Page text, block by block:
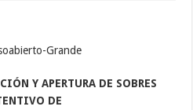
Y APERTURA DE SOBRES
DE